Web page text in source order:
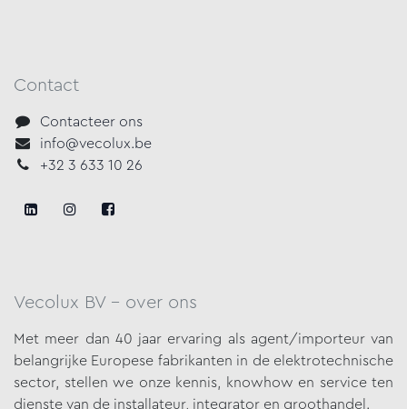
Contact
Contacteer ons
info@vecolux.be
+32 3 633 10 26
Vecolux BV - over ons
Met meer dan 40 jaar ervaring als agent/importeur van
belangrijke Europese fabrikanten in de elektrotechnische
sector, stellen we onzekennis, knowhow en service ten
dienste van de installateur, integrator en groothandel.